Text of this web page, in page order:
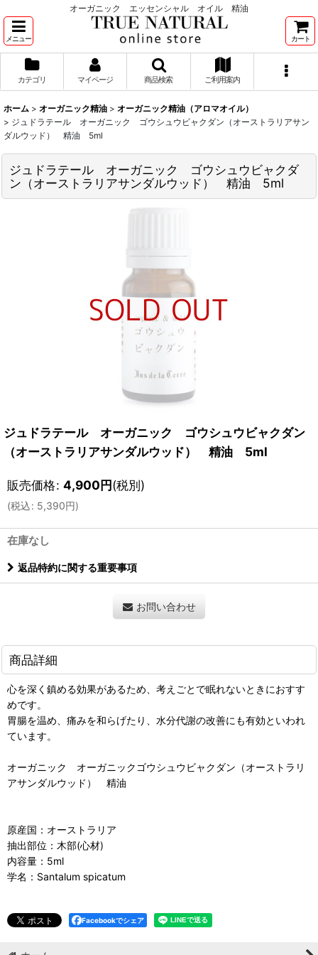
オーガニック エッセンシャル オイル 精油
メニュー カート
カテゴリ マイページ 商品検索 ご利用案内
ホーム > オーガニック精油 > オーガニック精油（アロマオイル）
> ジュドラテール オーガニック ゴウシュウビャクダン（オーストラリアサン
ダルウッド） 精油 5ml
ジュドラテール オーガニック ゴウシュウビャクダ
ン（オーストラリアサンダルウッド） 精油 5ml
ジュドラテール オーガニック ゴウシュウビャクダン
（オーストラリアサンダルウッド） 精油 5ml
販売価格: 4,900円(税別)
(税込: 5,390円)
在庫なし
返品特約に関する重要事項
お問い合わせ
商品詳細
心を深く鎮める効果があるため、考えごとで眠れないときにおすす
めです。
胃腸を温め、痛みを和らげたり、水分代謝の改善にも有効といわれ
ています。
オーガニック オーガニックゴウシュウビャクダン（オーストラリ
アサンダルウッド） 精油
原産国：オーストラリア
抽出部位：木部(心材)
内容量：5ml
学名：Santalum spicatum
Facebookでシェア